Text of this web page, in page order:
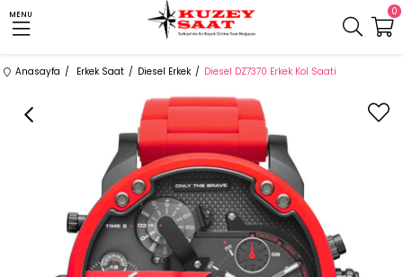
MENU 0
Anasayfa Erkek Saat Diesel Erkek Diesel DZ7370 Erkek Kol Saati